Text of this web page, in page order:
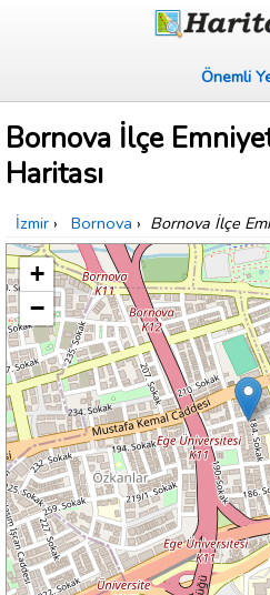
Önemli
Bornova İlçe
Haritası
İzmir › Bornova › Bornova İlçe
+
−